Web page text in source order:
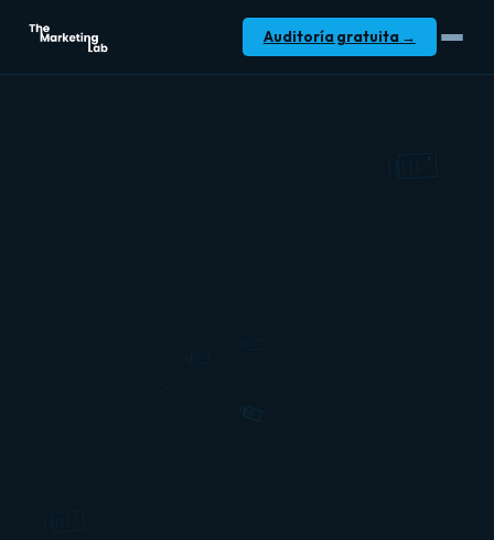
Sistema de captación
Auditoría gratuita →